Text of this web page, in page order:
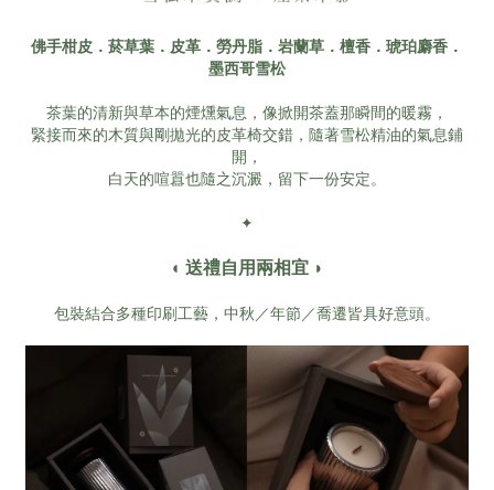
佛手柑皮．菸草葉．皮革．勞丹脂．岩蘭草．檀香．琥珀麝香．
墨西哥雪松
茶葉的清新與草本的煙燻氣息，像掀開茶蓋那瞬間的暖霧，
緊接而來的木質與剛拋光的皮革椅交錯，隨著雪松精油的氣息鋪
開，
白天的喧囂也隨之沉澱，留下一份安定。
✦
◖ 送禮自用兩相宜 ◗
包裝結合多種印刷工藝，中秋／年節／喬遷皆具好意頭。